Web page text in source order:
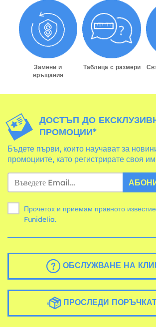
Замени и
връщания
Таблица с размери
ДОСТЪП ДО
ПРОМОЦИИ*
Бъдете първи, които научават за
промоциите, като регистрирате своя
Прочетох и приемам правното
Funidelia.
ОБСЛУЖВАНЕ НА
ПРОСЛЕДИ